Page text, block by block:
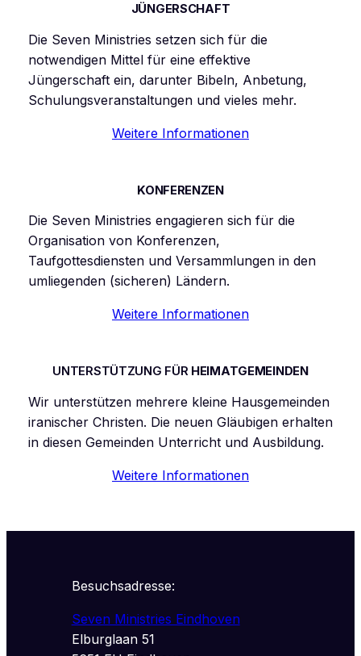
JÜNGERSCHAFT
Die Seven Ministries setzen sich für die
notwendigen Mittel für eine effektive
Jüngerschaft ein, darunter Bibeln, Anbetung,
Schulungsveranstaltungen und vieles mehr.
Weitere Informationen
KONFERENZEN
Die Seven Ministries engagieren sich für die
Organisation von Konferenzen,
Taufgottesdiensten und Versammlungen in den
umliegenden (sicheren) Ländern.
Weitere Informationen
UNTERSTÜTZUNG FÜR HEIMATGEMEINDEN
Wir unterstützen mehrere kleine Hausgemeinden
iranischer Christen. Die neuen Gläubigen erhalten
in diesen Gemeinden Unterricht und Ausbildung.
Weitere Informationen
Besuchsadresse:
Seven Ministries Eindhoven
Elburglaan 51